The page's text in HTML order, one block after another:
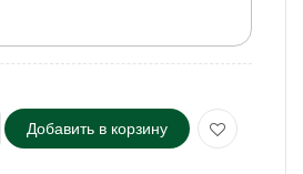
Добавить в корзину